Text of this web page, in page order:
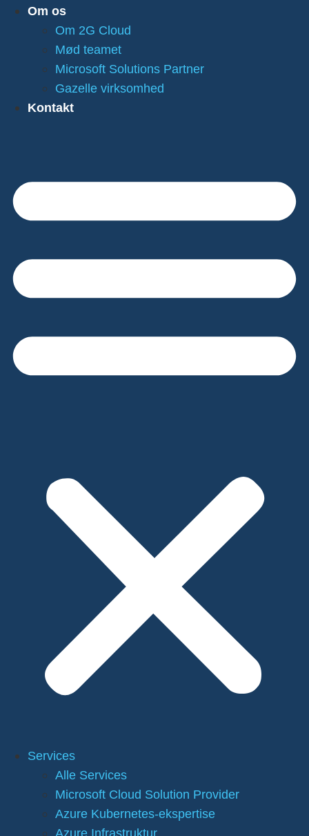
Om os
Om 2G Cloud
Mød teamet
Microsoft Solutions Partner
Gazelle virksomhed
Kontakt
Services
Alle Services
Microsoft Cloud Solution Provider
Azure Kubernetes-ekspertise